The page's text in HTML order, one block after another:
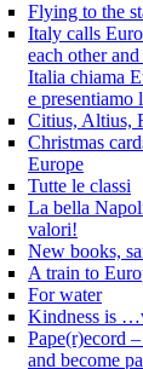
Flying to the
Italy calls
each other
Italia chiama
e presentiamo
Citius, Altius,
Christmas
Europe
Tutte le classi
La bella
valori!
New books,
A train to
For water
Kindness is
Pape(r)ecord
and become